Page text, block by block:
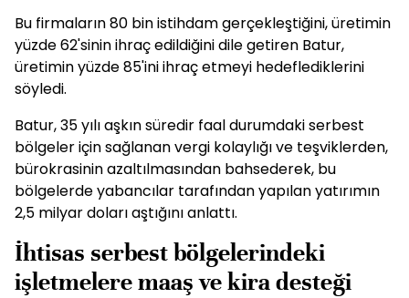
Bu firmaların 80 bin istihdam gerçekleştiğini, üretimin
yüzde 62'sinin ihraç edildiğini dile getiren Batur,
üretimin yüzde 85'ini ihraç etmeyi hedeflediklerini
söyledi.
Batur, 35 yılı aşkın süredir faal durumdaki serbest
bölgeler için sağlanan vergi kolaylığı ve teşviklerden,
bürokrasinin azaltılmasından bahsederek, bu
bölgelerde yabancılar tarafından yapılan yatırımın
2,5 milyar doları aştığını anlattı.
İhtisas serbest bölgelerindeki
işletmelere maaş ve kira desteği